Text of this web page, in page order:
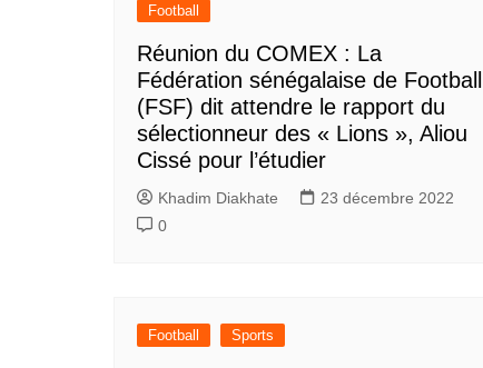
Football
Réunion du COMEX : La
Fédération sénégalaise de Football
(FSF) dit attendre le rapport du
sélectionneur des « Lions », Aliou
Cissé pour l’étudier
Khadim Diakhate
23 décembre 2022
0
Football Sports